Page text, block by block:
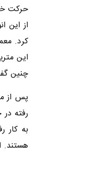
حرکت
از این
کرد.
این
چنین
پس از
رفته
به کار
هستند.